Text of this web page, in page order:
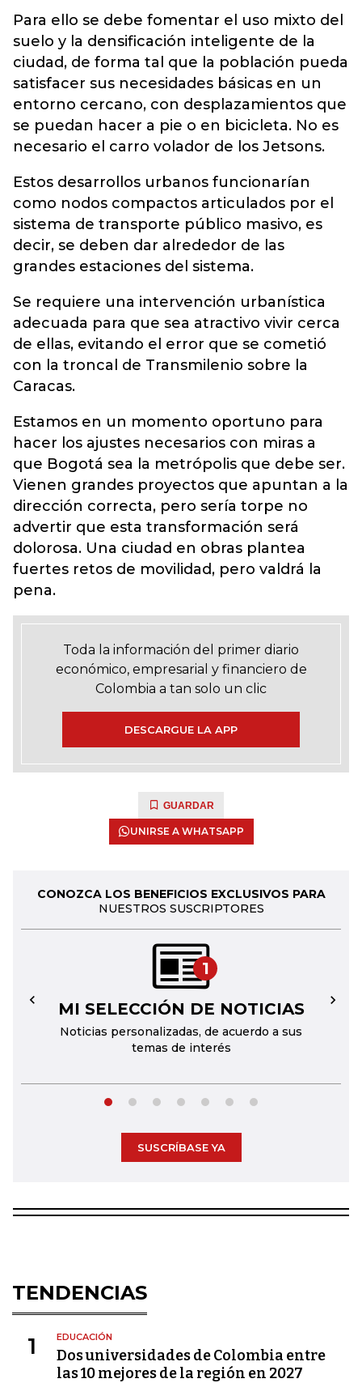
Para ello se debe fomentar el uso mixto del
suelo y la densificación inteligente de la
ciudad, de forma tal que la población pueda
satisfacer sus necesidades básicas en un
entorno cercano, con desplazamientos que
se puedan hacer a pie o en bicicleta. No es
necesario el carro volador de los Jetsons.
Estos desarrollos urbanos funcionarían
como nodos compactos articulados por el
sistema de transporte público masivo, es
decir, se deben dar alrededor de las
grandes estaciones del sistema.
Se requiere una intervención urbanística
adecuada para que sea atractivo vivir cerca
de ellas, evitando el error que se cometió
con la troncal de Transmilenio sobre la
Caracas.
Estamos en un momento oportuno para
hacer los ajustes necesarios con miras a
que Bogotá sea la metrópolis que debe ser.
Vienen grandes proyectos que apuntan a la
dirección correcta, pero sería torpe no
advertir que esta transformación será
dolorosa. Una ciudad en obras plantea
fuertes retos de movilidad, pero valdrá la
pena.
Toda la información del primer diario
económico, empresarial y financiero de
Colombia a tan solo un clic
DESCARGUE LA APP
GUARDAR
UNIRSE A WHATSAPP
CONOZCA LOS BENEFICIOS EXCLUSIVOS PARA
NUESTROS SUSCRIPTORES
1
MI SELECCIÓN DE NOTICIAS
Noticias personalizadas, de acuerdo a sus
temas de interés
← →
SUSCRÍBASE YA
TENDENCIAS
1 EDUCACIÓN
Dos universidades de Colombia entre
las 10 mejores de la región en 2027